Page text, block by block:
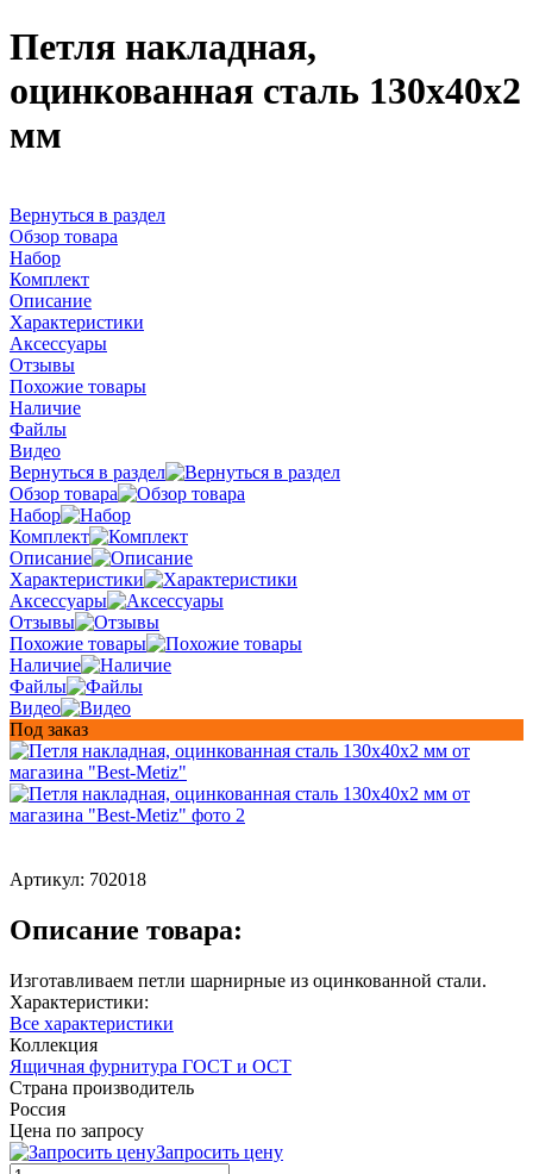
Петля накладная,
оцинкованная сталь 130х40х2
мм
Вернуться в раздел
Обзор товара
Набор
Комплект
Описание
Характеристики
Аксессуары
Отзывы
Похожие товары
Наличие
Файлы
Видео
Вернуться в раздел
Обзор товара
Набор
Комплект
Описание
Характеристики
Аксессуары
Отзывы
Похожие товары
Наличие
Файлы
Видео
Под заказ
Артикул: 702018
Описание товара:
Изготавливаем петли шарнирные из оцинкованной стали.
Характеристики:
Все характеристики
Коллекция
Ящичная фурнитура ГОСТ и ОСТ
Страна производитель
Россия
Цена по запросу
Запросить цену